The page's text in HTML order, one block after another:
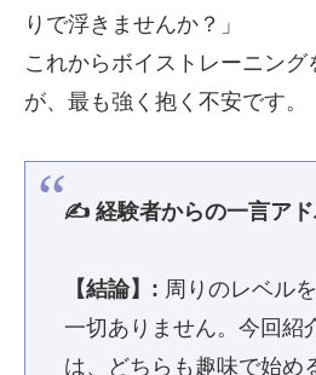
りで浮きませんか？」
これからボイストレーニン
が、最も強く抱く不安です。
✍️ 経験者からの一言アド
【結論】: 周りのレベル
一切ありません。今回紹
は、どちらも趣味で始め